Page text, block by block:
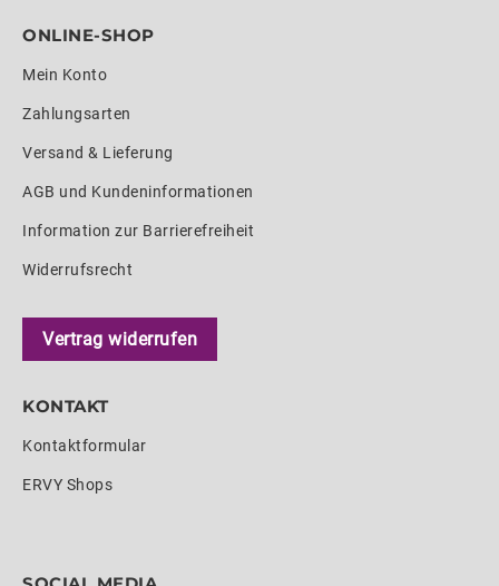
ONLINE-SHOP
Mein Konto
Zahlungsarten
Versand & Lieferung
AGB und Kundeninformationen
Information zur Barrierefreiheit
Widerrufsrecht
Vertrag widerrufen
KONTAKT
Kontaktformular
ERVY Shops